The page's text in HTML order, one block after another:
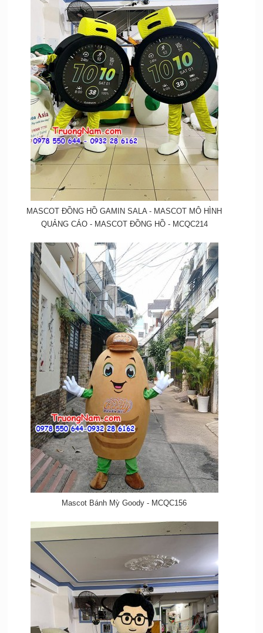
MASCOT ĐỒNG HỒ GAMIN SALA - MASCOT MÔ HÌNH
QUẢNG CÁO - MASCOT ĐỒNG HỒ - MCQC214
Mascot Bánh Mỳ Goody - MCQC156